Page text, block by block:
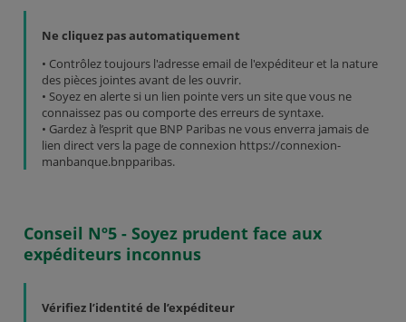
Ne cliquez pas automatiquement
• Contrôlez toujours l'adresse email de l'expéditeur et la nature
des pièces jointes avant de les ouvrir.
• Soyez en alerte si un lien pointe vers un site que vous ne
connaissez pas ou comporte des erreurs de syntaxe.
• Gardez à l’esprit que BNP Paribas ne vous enverra jamais de
lien direct vers la page de connexion https://connexion-
manbanque.bnpparibas.
Conseil Nº5 - Soyez prudent face aux
expéditeurs inconnus
Vérifiez l’identité de l’expéditeur